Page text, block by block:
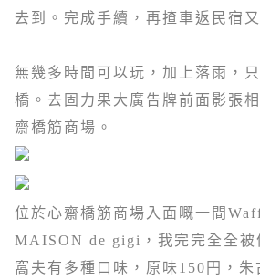
去到。完成手續，再揸車返民宿
無幾多時間可以玩，加上落雨，
橋。去固力果大廣告牌前面影張
齋橋筋商場。
位於心齋橋筋商場入面嘅一間
MAISON de gigi，我完完全全被
窩夫有多種口味，原味150 円，朱